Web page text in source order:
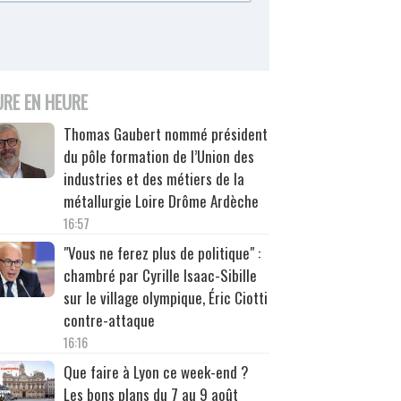
EN HEURE
Thomas Gaubert nommé président
du pôle formation de l’Union des
industries et des métiers de la
métallurgie Loire Drôme Ardèche
16:57
"Vous ne ferez plus de politique" :
chambré par Cyrille Isaac-Sibille
sur le village olympique, Éric Ciotti
contre-attaque
16:16
Que faire à Lyon ce week-end ?
Les bons plans du 7 au 9 août